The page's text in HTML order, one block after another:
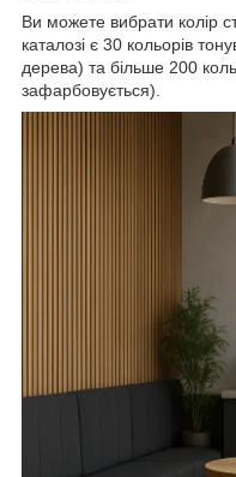
Ви можете вибрати колір
каталозі є 30 кольорів
дерева) та більше 200
зафарбовується).